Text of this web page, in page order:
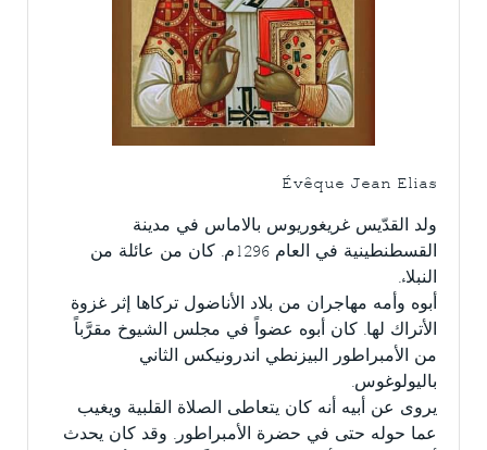
Évêque Jean Elias
ولد القدّيس غريغوريوس بالاماس في مدينة
القسطنطينية في العام 1296م. كان من عائلة من
النبلاء.
أبوه وأمه مهاجران من بلاد الأناضول تركاها إثر غزوة
الأتراك لها. كان أبوه عضواً في مجلس الشيوخ مقرَّباً
من الأمبراطور البيزنطي اندرونيكس الثاني
باليولوغوس.
يروى عن أبيه أنه كان يتعاطى الصلاة القلبية ويغيب
عما حوله حتى في حضرة الأمبراطور. وقد كان يحدث